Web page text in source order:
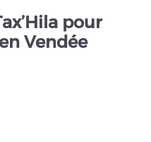
pour
Vendée